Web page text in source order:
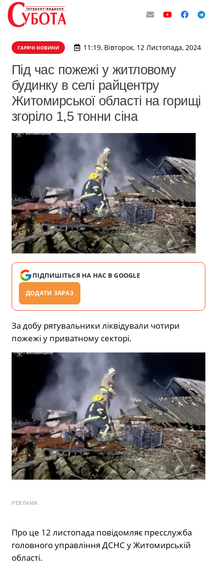
ГАРЯЧІ НОВИНИ 11:19, Вівторок, 12 Листопада, 2024
Під час пожежі у житловому
будинку в селі райцентру
Житомирської області на горищі
згоріло 1,5 тонни сіна
ПІДПИШІТЬСЯ НА НАС В GOOGLE
ДОДАТИ ЗАРАЗ
За добу рятувальники ліквідували чотири
пожежі у приватному секторі.
РЕКЛАМА
Про це 12 листопада повідомляє пресслужба
головного управління ДСНС у Житомирській
області.